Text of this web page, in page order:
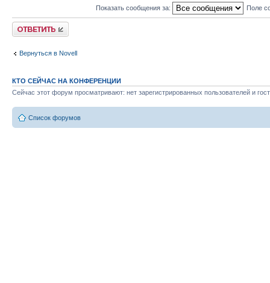
Показать сообщения за: Поле
Ответить
Вернуться в Novell
КТО СЕЙЧАС НА КОНФЕРЕНЦИИ
Сейчас этот форум просматривают: нет зарегистрированных пользователей и
Список форумов